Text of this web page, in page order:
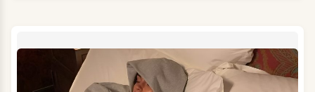
косметики RINK выпустили в коллаборации
лимитированный набор «Москвичка в